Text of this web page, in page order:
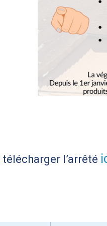
l’arrêté